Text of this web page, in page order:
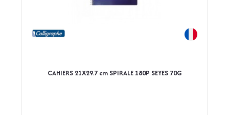
CAHIERS 21X29.7 cm SPIRALE 180P SEYES 70G